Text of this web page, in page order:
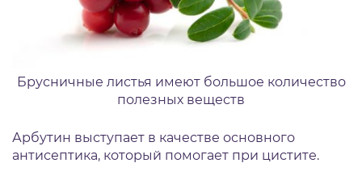
Брусничные листья имеют большое количество
полезных веществ
Арбутин выступает в качестве основного
антисептика, который помогает при цистите.